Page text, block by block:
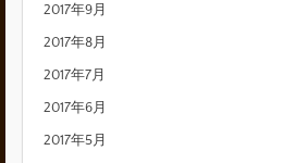
2017年9月
2017年8月
2017年7月
2017年6月
2017年5月